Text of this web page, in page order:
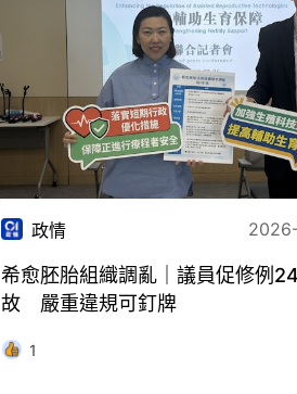
政情
希愈胚胎組織調亂｜議員促修例
故 嚴重違規可釘牌
1